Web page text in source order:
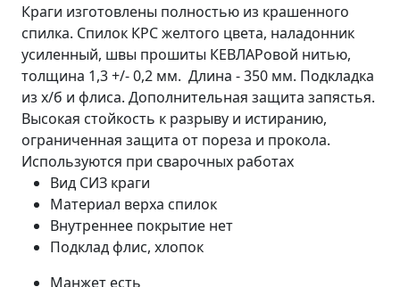
Краги изготовлены полностью из крашенного
спилка. Спилок КРС желтого цвета, наладонник
усиленный, швы прошиты КЕВЛАРовой нитью,
толщина 1,3 +/- 0,2 мм. Длина - 350 мм. Подкладка
из х/б и флиса. Дополнительная защита запястья.
Высокая стойкость к разрыву и истиранию,
ограниченная защита от пореза и прокола.
Используются при сварочных работах
Вид СИЗ краги
Материал верха спилок
Внутреннее покрытие нет
Подкладфлис, хлопок
Манжет есть